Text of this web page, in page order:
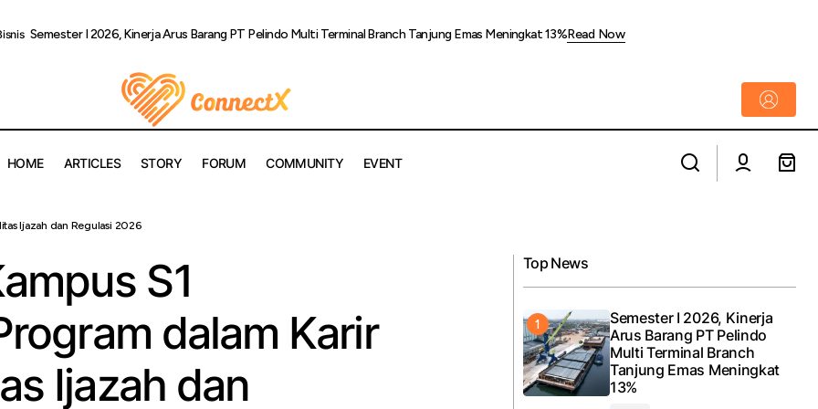
Semester I 2026, Kinerja Arus Barang PT Pelindo Multi Terminal Branch Tanjung Emas Meningkat 13%Read Now
HOME ARTICLES STORY FORUM COMMUNITY EVENT
Kampus S1 International Program dalam Karir BUMN: Validitas Ijazah dan
Ijazah dan Regulasi 2026
S1
dalam Karir
Ijazah dan
Top News
Semester I 2026, Kinerja
Arus Barang PT Pelindo
Multi Terminal Branch
Tanjung Emas Meningkat
13%